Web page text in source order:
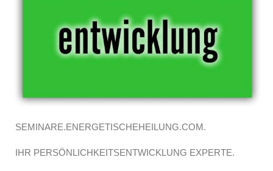
SEMINARE.ENERGETISCHEHEILUNG.COM.
IHR PERSÖNLICHKEITSENTWICKLUNG EXPERTE.